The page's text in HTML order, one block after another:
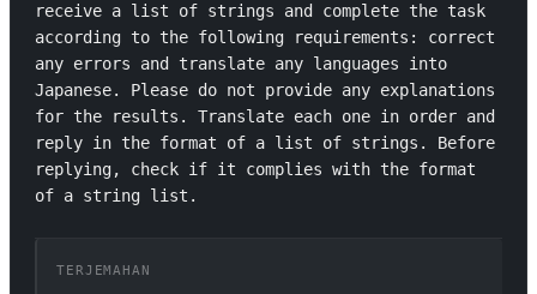
receive a list of strings and complete the task
according to the following requirements: correct
any errors and translate any languages into
Japanese. Please do not provide any explanations
for the results. Translate each one in order and
reply in the format of a list of strings. Before
replying, check if it complies with the format
of a string list.
TERJEMAHAN